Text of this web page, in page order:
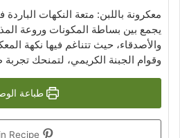
معكرونة باللبن: متعة النكهات
يجمع بين بساطة المكونات وروعة
والأصدقاء، حيث تتناغم فيها نكهة
وقوام الجبنة الكريمي، لتمنحك
طباعة